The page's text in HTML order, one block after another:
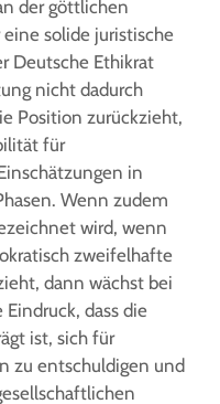
der göttlichen
eine solide juristische
Deutsche Ethikrat
nicht dadurch
Position zurückzieht,
für
in
Wenn zudem
wird, wenn
zweifelhafte
dann wächst bei
dass die
ist, sich für
zu entschuldigen und